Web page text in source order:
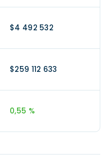
$4 492 532
$259 112 633
0,55 %